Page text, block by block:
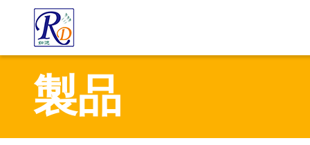
製品